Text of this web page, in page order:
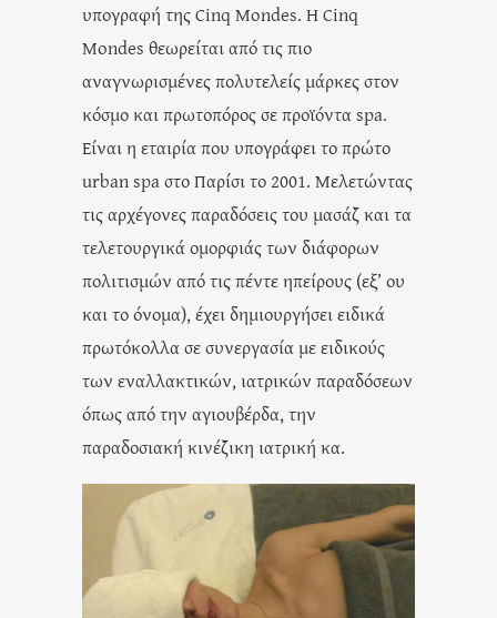
υπογραφή της Cinq Mondes. Η Cinq
Mondes θεωρείται από τις πιο
αναγνωρισμένες πολυτελείς μάρκες στον
κόσμο και πρωτοπόρος σε προϊόντα spa.
Είναι η εταιρία που υπογράφει το πρώτο
urban spa στο Παρίσι το 2001. Μελετώντας
τις αρχέγονες παραδόσεις του μασάζ και τα
τελετουργικά ομορφιάς των διάφορων
πολιτισμών από τις πέντε ηπείρους (εξ’ ου
και το όνομα), έχει δημιουργήσει ειδικά
πρωτόκολλα σε συνεργασία με ειδικούς
των εναλλακτικών, ιατρικών παραδόσεων
όπως από την αγιουβέρδα, την
παραδοσιακή κινέζικη ιατρική κα.